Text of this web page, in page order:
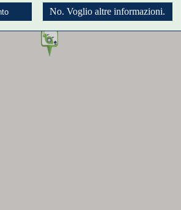
No. Voglio altre informazioni.